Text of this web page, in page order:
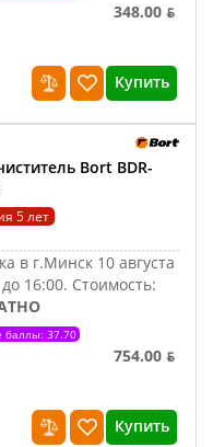
348.00 ƃ
Купить
Bort BDR-
5 лет
в г.Минск 10 августа
16:00. Стоимость:
баллы: 37.70
754.00 ƃ
Купить